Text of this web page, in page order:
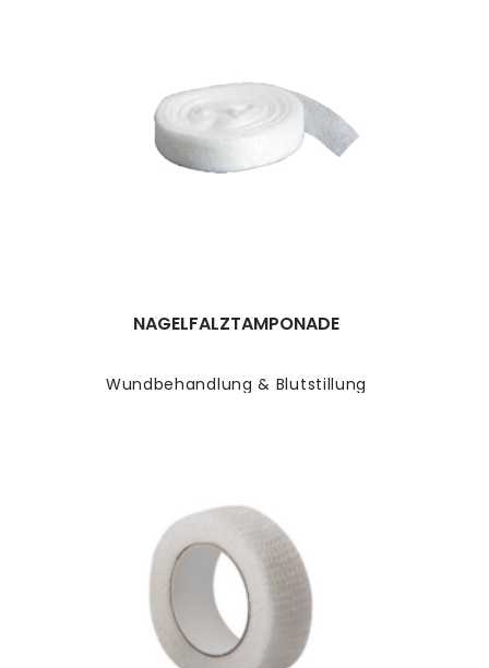
Wundbehandlung & Blutstillung
NAGELFALZTAMPONADE